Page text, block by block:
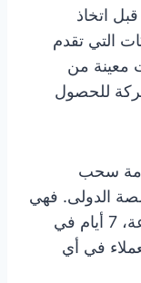
اتخاذ
التي تقدم
معينة من
للحصول
سحب
الدولى. فهي
تضمن توافر الخدمة على مدار الساعة، 7 أيام في
في أي